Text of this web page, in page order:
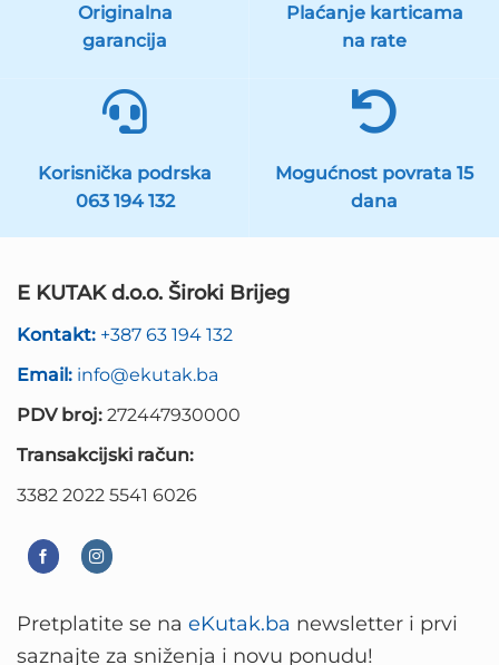
Originalna
garancija
Plaćanje karticama
na rate
Korisnička podrska
063 194 132
Mogućnost povrata 15
dana
E KUTAK d.o.o. Široki Brijeg
Kontakt: +387 63 194 132
Email: info@ekutak.ba
PDV broj: 272447930000
Transakcijski račun:
3382 2022 5541 6026
Pretplatite se na eKutak.ba newsletter i prvi
saznajte za sniženja i novu ponudu!